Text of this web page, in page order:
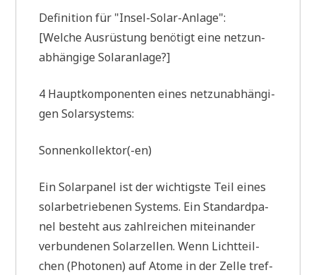
Defi­ni­ti­on für "Insel-Solar-Anla­ge":
[Wel­che Aus­rü­stung benö­tigt eine netz­un­
ab­hän­gi­ge Solaranlage?]
4 Haupt­kom­po­nen­ten eines netz­un­ab­hän­gi­
gen Solarsystems:
Sonnenkollektor(-en)
Ein Solar­pa­nel ist der wich­tig­ste Teil eines
solar­be­trie­be­nen Systems. Ein Stan­dard­pa­
nel besteht aus zahl­rei­chen mit­ein­an­der
ver­bun­de­nen Solar­zel­len. Wenn Licht­teil­
chen (Pho­to­nen) auf Ato­me in der Zel­le tref­